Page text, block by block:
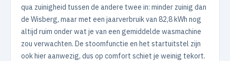
qua zuinigheid tussen de andere twee in: minder zuinig dan
de Wisberg, maar met een jaarverbruik van 82,8 kWh nog
altijd ruim onder wat je van een gemiddelde wasmachine
zou verwachten. De stoomfunctie en het startuitstel zijn
ook hier aanwezig, dus op comfort schiet je weinig tekort.